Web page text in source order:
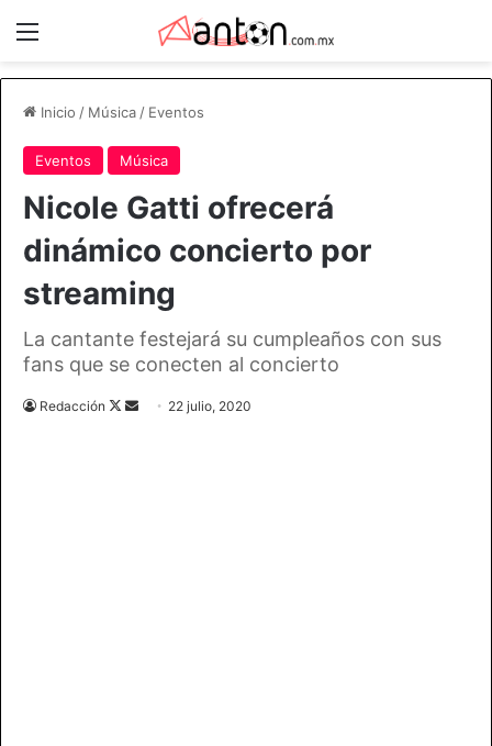
Menú
Inicio / Música / Eventos
Eventos Música
Nicole Gatti ofrecerá
dinámico concierto por
streaming
La cantante festejará su cumpleaños con sus
fans que se conecten al concierto
Redacción
Follow
Send 22 julio, 2020